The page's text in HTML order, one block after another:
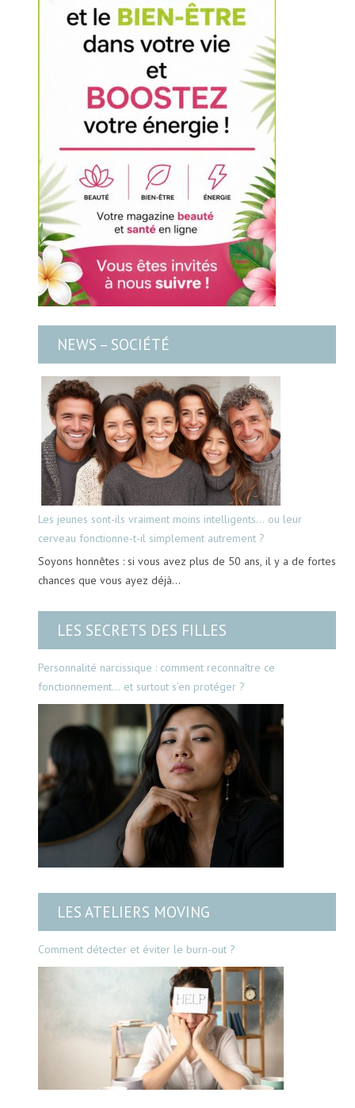
NEWS – SOCIÉTÉ
Les jeunes sont-ils vraiment moins intelligents… ou leur
cerveau fonctionne-t-il simplement autrement ?
Soyons honnêtes : si vous avez plus de 50 ans, il y a de fortes
chances que vous ayez déjà…
LES SECRETS DES FILLES
Personnalité narcissique : comment reconnaître ce
fonctionnement… et surtout s’en protéger ?
LES ATELIERS MOVING
Comment détecter et éviter le burn-out ?